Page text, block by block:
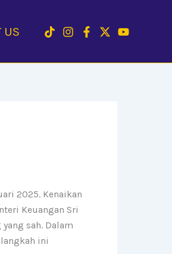
US
2025. Kenaikan
Keuangan Sri
sah. Dalam
ini